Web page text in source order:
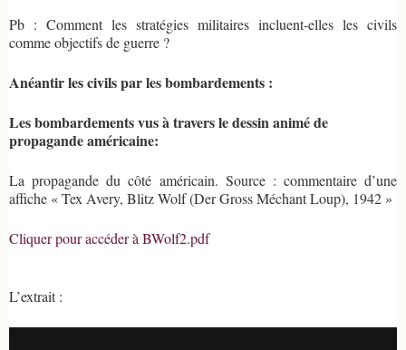
Pb : Comment les stratégies militaires incluent-elles les civils
comme objectifs de guerre ?
Anéantir les civils par les bombardements :
Les bombardements vus à travers le dessin animé de
propagande américaine:
La propagande du côté américain. Source : commentaire d’une
affiche « Tex Avery, Blitz Wolf (Der Gross Méchant Loup), 1942 »
Cliquer pour accéder à BWolf2.pdf
L’extrait :